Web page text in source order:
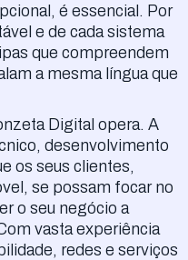
é essencial. Por
e de cada sistema
que compreendem
a mesma língua que
Digital opera. A
desenvolvimento
os seus clientes,
se possam focar no
o seu negócio a
vasta experiência
redes e serviços